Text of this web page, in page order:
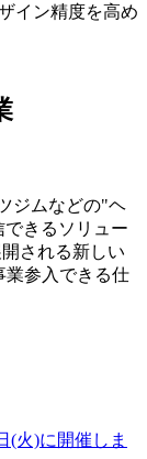
イン精度を高め
ジムなどの"ヘ
きるソリュー
される新しい
業参入できる仕
(火)に開催しま